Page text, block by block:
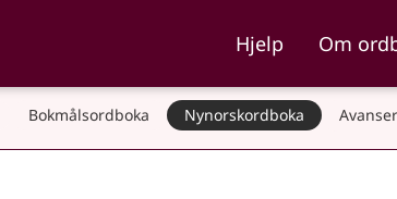
Hjelp Om
Bokmålsordboka Nynorskordboka